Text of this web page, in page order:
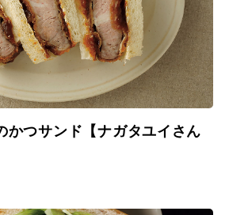
かつサンド【ナガタユイさん